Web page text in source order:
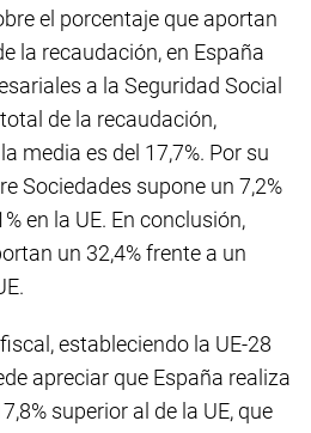
el porcentaje que aportan
la recaudación, en España
a la Seguridad Social
de la recaudación,
media es del 17,7%. Por su
Sociedades supone un 7,2%
en la UE. En conclusión,
un 32,4% frente a un
estableciendo la UE-28
apreciar que España realiza
superior al de la UE, que